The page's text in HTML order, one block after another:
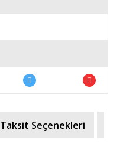
Taksit Seçenekleri